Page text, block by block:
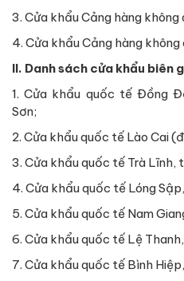
3. Cửa khẩu Cảng hàng không
4. Cửa khẩu Cảng hàng không
II. Danh sách cửa khẩu biên
1. Cửa khẩu quốc tế Đồng
Sơn;
2. Cửa khẩu quốc tế Lào Cai
3. Cửa khẩu quốc tế Trà Lĩnh,
4. Cửa khẩu quốc tế Lóng
5. Cửa khẩu quốc tế Nam
6. Cửa khẩu quốc tế Lệ
7. Cửa khẩu quốc tế Bình